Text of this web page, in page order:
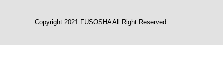
Copyright 2021 FUSOSHA All Right Reserved.